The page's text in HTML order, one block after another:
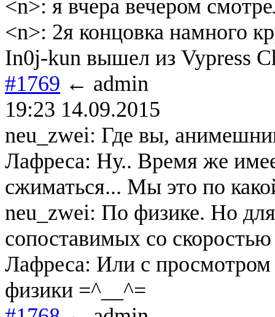
<n>: я вчера вечером
<n>: 2я концовка намного
In0j-kun вышел из Vypress
#1769 ← admin
19:23 14.09.2015
neu_zwei: Где вы,
Лафреса: Ну.. Время же
сжиматься... Мы это по
neu_zwei: По физике. Но для
сопоставимых со скоростью
Лафреса: Или с
физики =^__^=